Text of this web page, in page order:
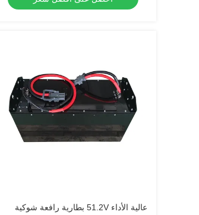
عالية الأداء 51.2V بطارية رافعة شوكية